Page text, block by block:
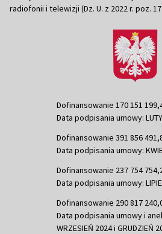
radiofonii i telewizji (Dz. U. z 2022 r. poz.
Dofinansowanie 170 151
Data podpisania umowy:
Dofinansowanie 391 856
Data podpisania umowy:
Dofinansowanie 237 754
Data podpisania umowy:
Dofinansowanie 290 817
Data podpisania umowy i
WRZESIEŃ 2024 i GRUDZIEŃ